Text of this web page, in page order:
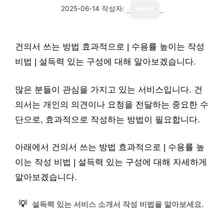
2025-06-14 작성자:
건의서 쓰는 방법 효과적으로 | 수용률 높이는 작성
비법 | 설득력 있는 구성에 대해 알아보겠습니다.
많은 분들이 관심을 가지고 있는 서비스입니다. 건
의서는 개인의 의견이나 요청을 전달하는 중요한 수
단으로, 효과적으로 작성하는 방법이 필요합니다.
아래에서 건의서 쓰는 방법 효과적으로 | 수용률 높
이는 작성 비법 | 설득력 있는 구성에 대해 자세하게
알아보겠습니다.
💡 설득력 있는 서비스 소개서 작성 비법을 알아보세요.